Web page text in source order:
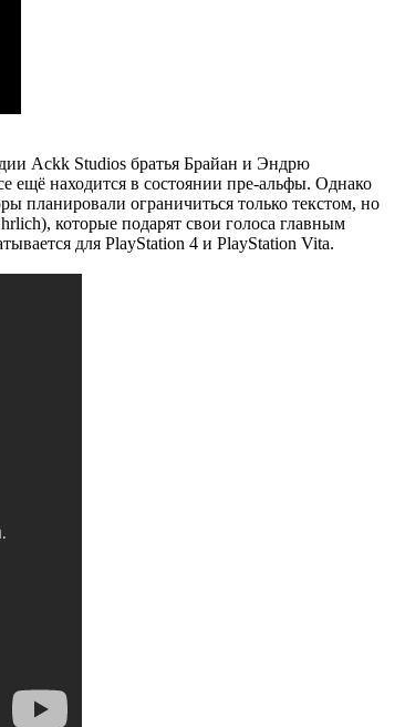
Ackk Studios братья Брайан и Эндрю
ещё находится в состоянии пре-альфы. Однако
планировали ограничиться только текстом, но
которые подарят свои голоса главным
для PlayStation 4 и PlayStation Vita.